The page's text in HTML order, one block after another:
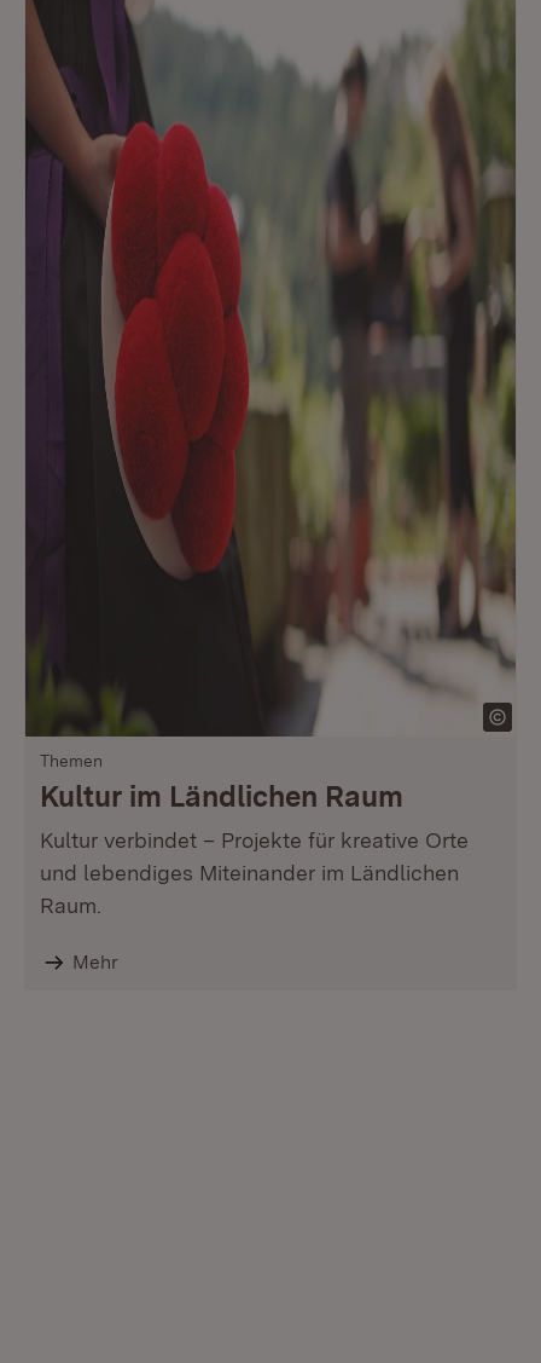
Themen
Kultur im Ländlichen Raum
Kultur verbindet – Projekte für kreative Orte
und lebendiges Miteinander im Ländlichen
Raum.
Mehr